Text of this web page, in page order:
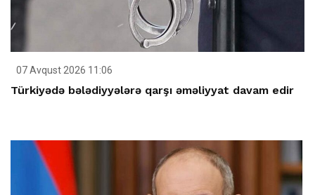
07 Avqust 2026 11:06
Türkiyədə bələdiyyələrə qarşı əməliyyat davam edir